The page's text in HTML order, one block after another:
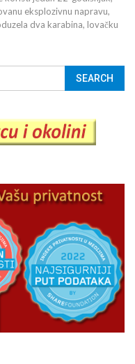
eksplozivnu napravu,
dva karabina, lovačku